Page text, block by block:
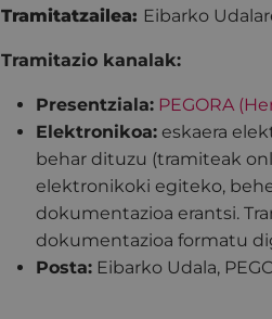
Tramitatzailea: Eibarko
Tramitazio kanalak:
Presentziala: PEGORA
Elektronikoa: eskaera
behar dituzu (tramiteak
elektronikoki egiteko,
dokumentazioa erantsi.
dokumentazioa formatu
Posta: Eibarko Udala,